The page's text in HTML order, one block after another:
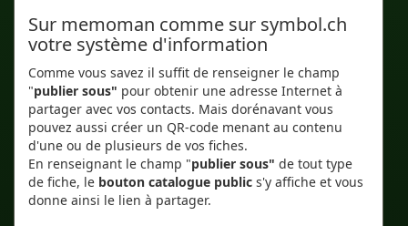
Sur memoman comme sur symbol.ch
votre système d'information
Comme vous savez il suffit de renseigner le champ
"publier sous" pour obtenir une adresse Internet à
partager avec vos contacts. Mais dorénavant vous
pouvez aussi créer un QR-code menant au contenu
d'une ou de plusieurs de vos fiches.
En renseignant le champ "publier sous" de tout type
de fiche, le bouton catalogue public s'y affiche et vous
donne ainsi le lien à partager.